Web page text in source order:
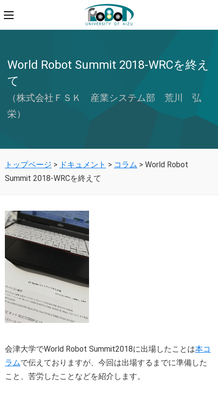
World Robot Summit 2018-WRCを終え
て
（株式会社ＦＳＫ 産業システム部 荒川 弘
栄）
トップページ > ドキュメント > コラム > World Robot
Summit 2018-WRCを終えて
会津大学でWorld Robot Summit2018に出場したことは本コ
ラムで伝えておりますが、今回は出場するまでに準備した
こと、苦労したことなどを紹介します。